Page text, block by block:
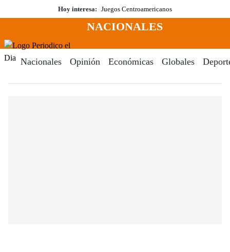
al
Hoy interesa: Juegos Centroamericanos
Menú
NACIONALES
Nacionales Opinión Económicas Globales